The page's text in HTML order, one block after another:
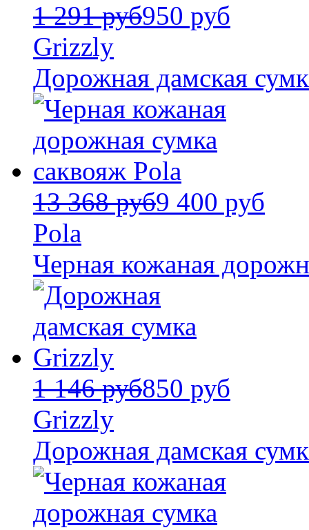
1 291 руб950 руб
Grizzly
Дорожная дамская
13 368 руб9 400 руб
Pola
Черная кожаная
1 146 руб850 руб
Grizzly
Дорожная дамская